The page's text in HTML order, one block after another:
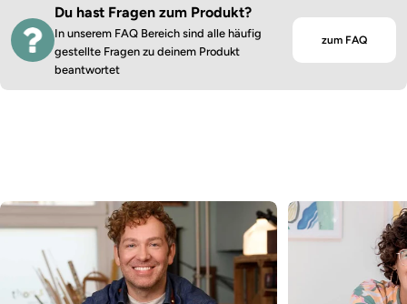
Du hast Fragen zum Produkt?
In unserem FAQ Bereich sind alle häufig
gestellte Fragen zu deinem Produkt
beantwortet
zum FAQ